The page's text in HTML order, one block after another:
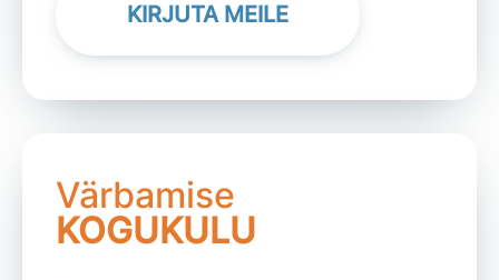
KIRJUTA MEILE
Värbamise
KOGUKULU